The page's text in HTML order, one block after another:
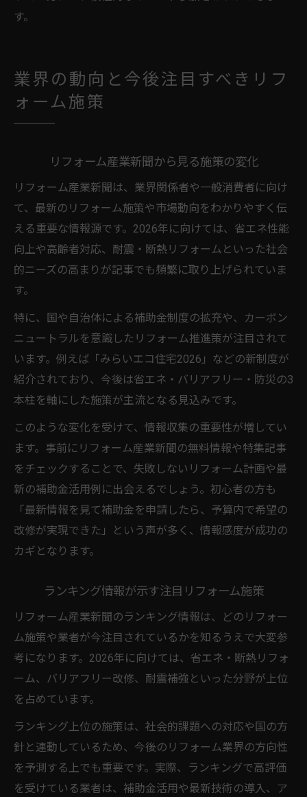
す。
業界の動向と今後注目すべきリフ
ォーム施策
リフォーム産業新聞から見る施策の変化
リフォーム産業新聞は、業界関係者や一般消費者に向け
て、最新のリフォーム施策や市場動向をわかりやすく伝
える重要な情報源です。2026年に向けては、省エネ性能
向上や高齢者対応、耐震・断熱リフォームといった社会
的ニーズの高まりが記事でも頻繁に取り上げられていま
す。
特に、国や自治体による補助金制度の拡充や、カーボン
ニュートラルを意識したリフォーム推進策が注目されて
います。例えば「みらいエコ住宅2026」などの新制度が
紹介されており、今後は省エネ・バリアフリー・防災の3
本柱を軸にした施策が主流となる見込みです。
このような変化を受けて、情報収集の重要性が増してい
ます。事前にリフォーム産業新聞の無料情報や特集記事
をチェックすることで、失敗しないリフォーム計画や最
新の補助金活用例に出会えるでしょう。初心者の方も
「最新情報を見て補助金を申請したら、予算内で希望の
改修が実現できた」という声が多く、情報感度が成功の
カギとなります。
ランキング情報が示す注目リフォーム施策
リフォーム産業新聞のランキング情報は、どのリフォー
ム施策や業者が今注目されているかを知るうえで大変参
考になります。2026年に向けては、省エネ・断熱リフォ
ーム、バリアフリー改修、耐震補強といった分野が上位
を占めています。
ランキング上位の施策は、社会的課題への対応や国の方
針と連動しているため、今後のリフォーム業界の方向性
を予測する上でも重要です。実際、ランキングで高評価
を受けている業者は、補助金活用や最新技術の導入、ア